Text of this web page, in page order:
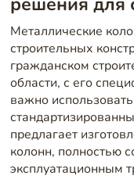
Металлические
строительных
гражданском
области, с его
важно
предлагает
колонн, полностью
эксплуатационным